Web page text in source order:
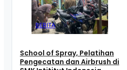
BERITA
School of Spray, Pelatihan
Pengecatan dan Airbrush di